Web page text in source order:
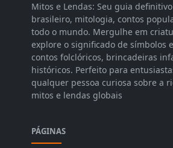
Mitos e Lendas: Seu guia
brasileiro, mitologia, contos
todo o mundo. Mergulhe em
explore o significado de símbolos
contos folclóricos, brincadeiras
históricos. Perfeito para
qualquer pessoa curiosa sobre a
mitos e lendas globais
PÁGINAS